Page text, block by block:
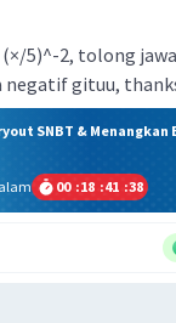
5)^-2, tolong
gituu,
SNBT & Menangkan
00 :18 :41 :37